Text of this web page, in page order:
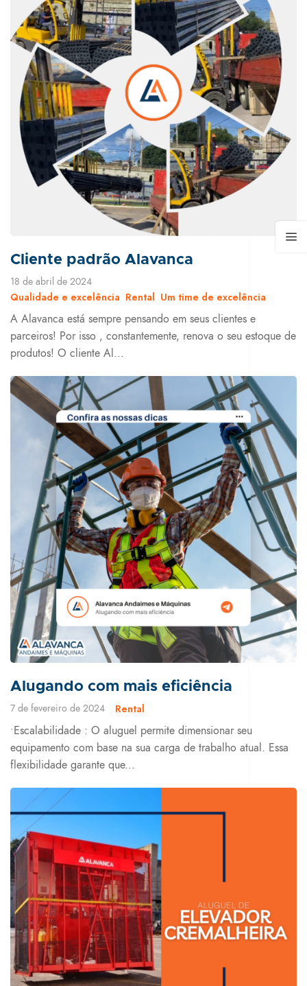
Cliente padrão Alavanca
18 de abril de 2024
Qualidade e excelência Rental Um time de excelência
A Alavanca está sempre pensando em seus clientes e
parceiros! Por isso , constantemente, renova o seu estoque de
produtos! O cliente Al...
Alugando com mais eficiência
7 de fevereiro de 2024 Rental
•Escalabilidade : O aluguel permite dimensionar seu
equipamento com base na sua carga de trabalho atual. Essa
flexibilidade garante que...